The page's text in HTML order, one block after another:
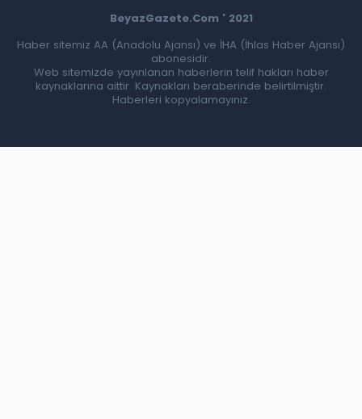
BeyazGazete.Com ' 2021
Haber sitemiz AA (Anadolu Ajansı) ve İHA (İhlas Haber Ajansı)
abonesidir.
Web sitemizde yayınlanan haberlerin telif hakları haber
kaynaklarına aittir. Kaynakları beraberinde belirtilmiştir.
Haberleri kopyalamayınız.